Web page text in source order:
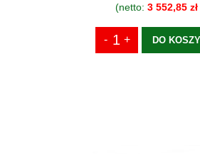
(netto: 3 552,85 zł
DO